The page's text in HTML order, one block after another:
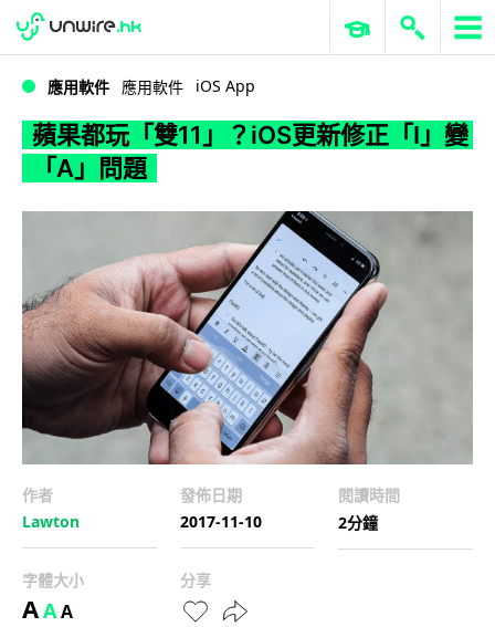
WWDC 2026 ERP 與商業 AI
應用軟件 應用軟件 iOS App
蘋果都玩「雙11」？iOS更新修正「I」變
「A」問題
作者
Lawton
發佈日期
2017-11-10
閱讀時間
2分鐘
字體大小
AAA
分享